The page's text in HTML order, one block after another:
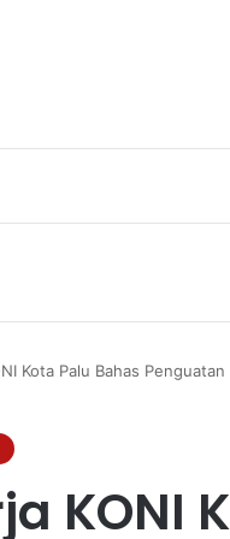
Kota Palu Bahas
KONI